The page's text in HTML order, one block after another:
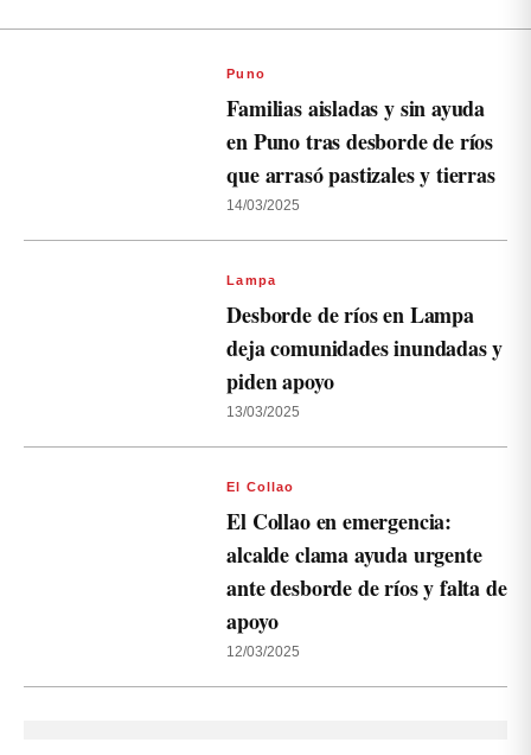
Puno
Familias aisladas y sin ayuda
en Puno tras desborde de ríos
que arrasó pastizales y tierras
14/03/2025
Lampa
Desborde de ríos en Lampa
deja comunidades inundadas y
piden apoyo
13/03/2025
El Collao
El Collao en emergencia:
alcalde clama ayuda urgente
ante desborde de ríos y falta de
apoyo
12/03/2025